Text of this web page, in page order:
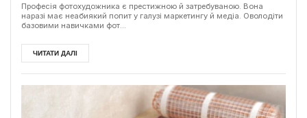
Професія фотохудожника є престижною й затребуваною. Вона
наразі має неабиякий попит у галузі маркетингу й медіа. Оволодіти
базовими навичками фот...
ЧИТАТИ ДАЛІ